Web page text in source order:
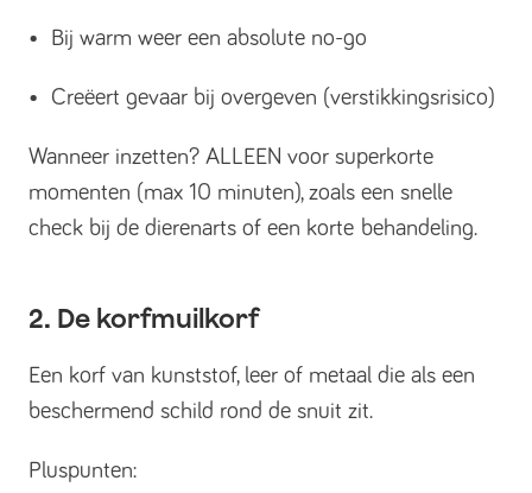
• Bij warm weer een absolute no-go
• Creëert gevaar bij overgeven (verstikkingsrisico)
Wanneer inzetten? ALLEEN voor superkorte
momenten (max 10 minuten), zoals een snelle
check bij de dierenarts of een korte behandeling.
2. De korfmuilkorf
Een korf van kunststof, leer of metaal die als een
beschermend schild rond de snuit zit.
Pluspunten: